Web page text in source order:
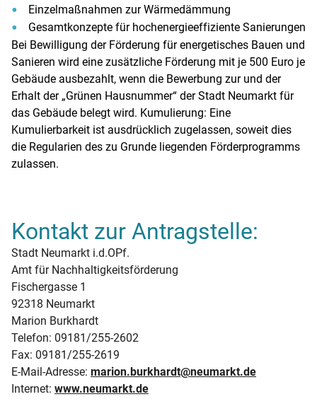
Einzelmaßnahmen zur Wärmedämmung
Gesamtkonzepte für hochenergieeffiziente Sanierungen
Bei Bewilligung der Förderung für energetisches Bauen und
Sanieren wird eine zusätzliche Förderung mit je 500 Euro je
Gebäude ausbezahlt, wenn die Bewerbung zur und der
Erhalt der „Grünen Hausnummer“ der Stadt Neumarkt für
das Gebäude belegt wird. Kumulierung: Eine
Kumulierbarkeit ist ausdrücklich zugelassen, soweit dies
die Regularien des zu Grunde liegenden Förderprogramms
zulassen.
Kontakt zur Antragstelle:
Stadt Neumarkt i.d.OPf.
Amt für Nachhaltigkeitsförderung
Fischergasse 1
92318 Neumarkt
Marion Burkhardt
Telefon: 09181/255-2602
Fax: 09181/255-2619
E-Mail-Adresse: marion.burkhardt@neumarkt.de
Internet: www.neumarkt.de